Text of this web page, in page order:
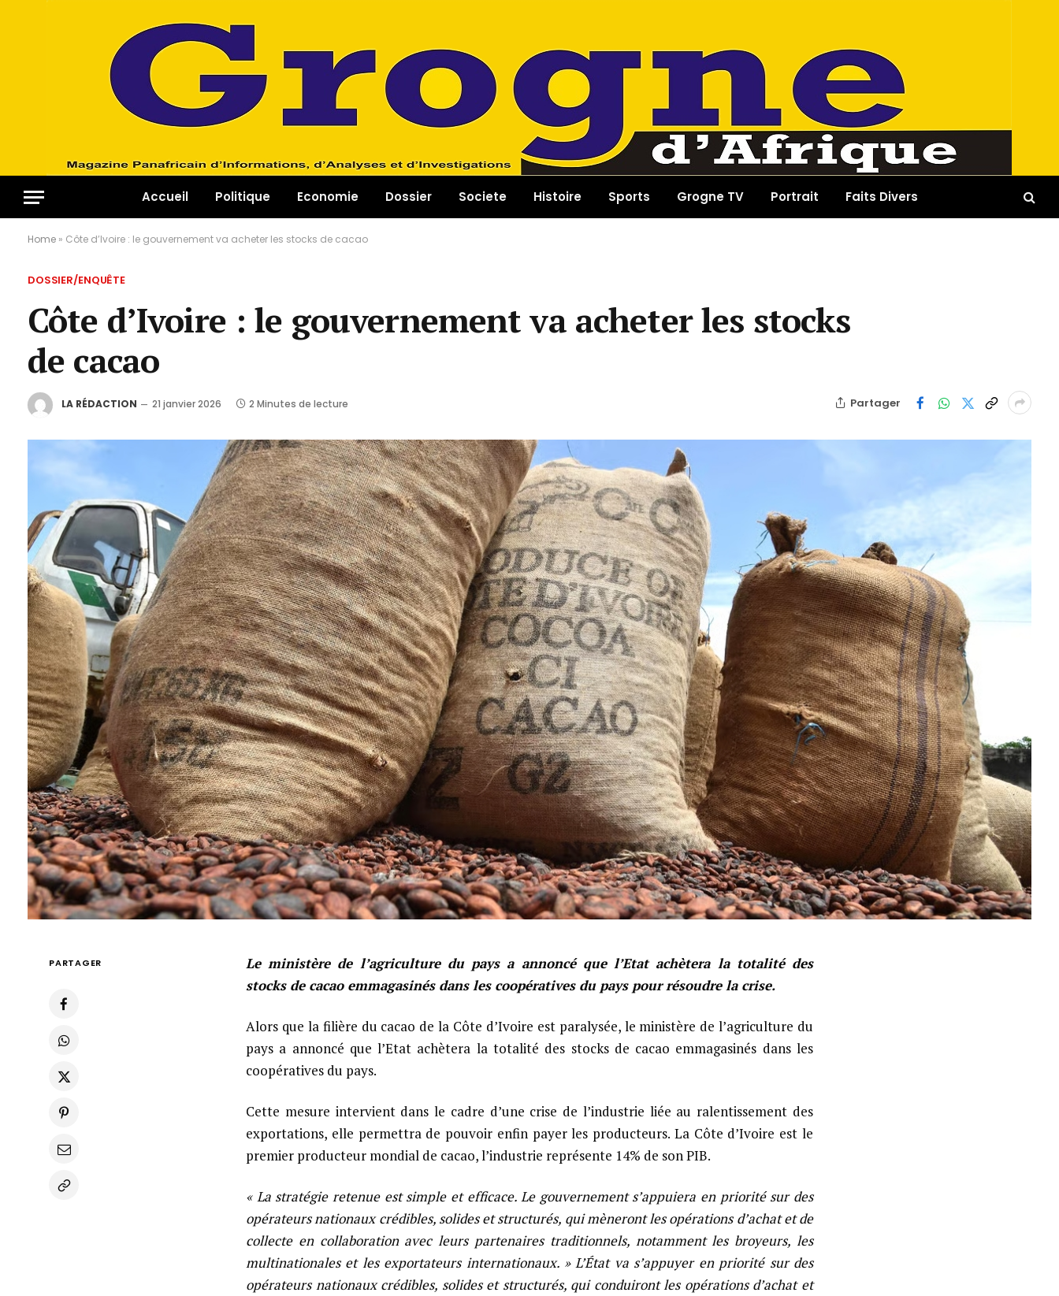
Accueil Politique Economie Dossier Societe Histoire Sports Grogne TV Portrait Faits Divers
Home » Côte d’Ivoire : le gouvernement va acheter les stocks de cacao
DOSSIER/ENQUÊTE
Côte d’Ivoire : le gouvernement va acheter les stocks
de cacao
LA RÉDACTION 21 janvier 2026 2 Minutes de lecture Partager
PARTAGER
Le ministère de l’agriculture du pays a annoncé que l’Etat achètera la totalité des
stocks de cacao emmagasinés dans les coopératives du pays pour résoudre la crise.
Alors que la filière du cacao de la Côte d’Ivoire est paralysée, le ministère de l’agriculture du
pays a annoncé que l’Etat achètera la totalité des stocks de cacao emmagasinés dans les
coopératives du pays.
Cette mesure intervient dans le cadre d’une crise de l’industrie liée au ralentissement des
exportations, elle permettra de pouvoir enfin payer les producteurs. La Côte d’Ivoire est le
premier producteur mondial de cacao, l’industrie représente 14% de son PIB.
« La stratégie retenue est simple et efficace. Le gouvernement s’appuiera en priorité sur des
opérateurs nationaux crédibles, solides et structurés, qui mèneront les opérations d’achat et de
collecte en collaboration avec leurs partenaires traditionnels, notamment les broyeurs, les
multinationales et les exportateurs internationaux. » L’État va s’appuyer en priorité sur des
opérateurs nationaux crédibles, solides et structurés, qui conduiront les opérations d’achat et